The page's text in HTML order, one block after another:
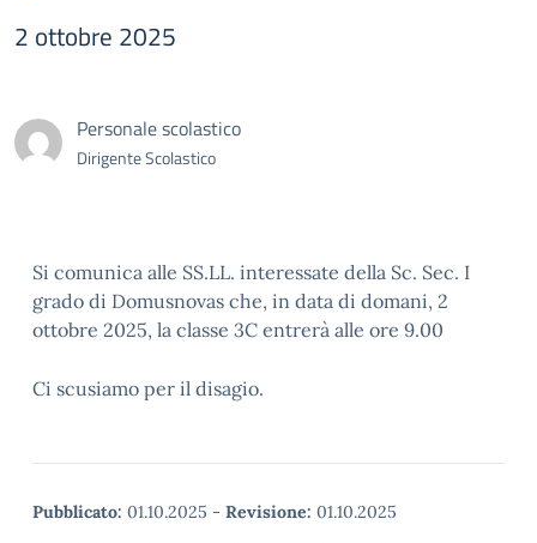
2 ottobre 2025
Personale scolastico
Dirigente Scolastico
Si comunica alle SS.LL. interessate della Sc. Sec. I
grado di Domusnovas che, in data di domani, 2
ottobre 2025, la classe 3C entrerà alle ore 9.00
Ci scusiamo per il disagio.
Pubblicato: 01.10.2025 - Revisione: 01.10.2025